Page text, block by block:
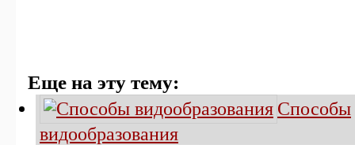
Еще на эту тему:
Способы
видообразования